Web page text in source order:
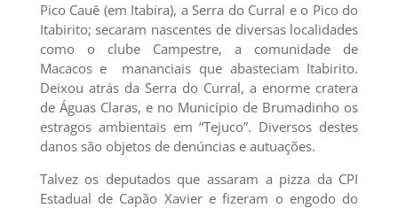
Pico Cauê (em Itabira), a Serra do Curral e o Pico do
Itabirito; secaram nascentes de diversas localidades
como o clube Campestre, a comunidade de
Macacos e mananciais que abasteciam Itabirito.
Deixou atrás da Serra do Curral, a enorme cratera
de Águas Claras, e no Município de Brumadinho os
estragos ambientais em “Tejuco”. Diversos destes
danos são objetos de denúncias e autuações.
Talvez os deputados que assaram a pizza da CPI
Estadual de Capão Xavier e fizeram o engodo do